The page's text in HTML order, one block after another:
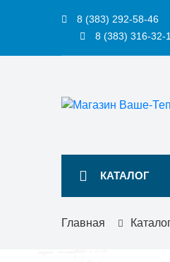
8 (383) 292-58-46
8 (383) 316-32-
КАТАЛОГ
Главная